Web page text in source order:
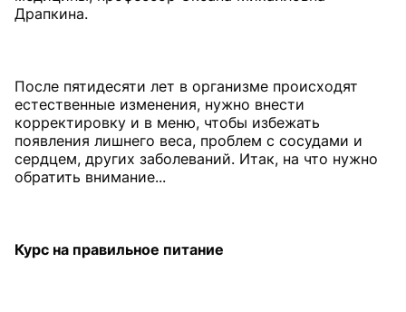
Драпкина.
После пятидесяти лет в организме происходят
естественные изменения, нужно внести
корректировку и в меню, чтобы избежать
появления лишнего веса, проблем с сосудами и
сердцем, других заболеваний. Итак, на что нужно
обратить внимание...
Курс на правильное питание